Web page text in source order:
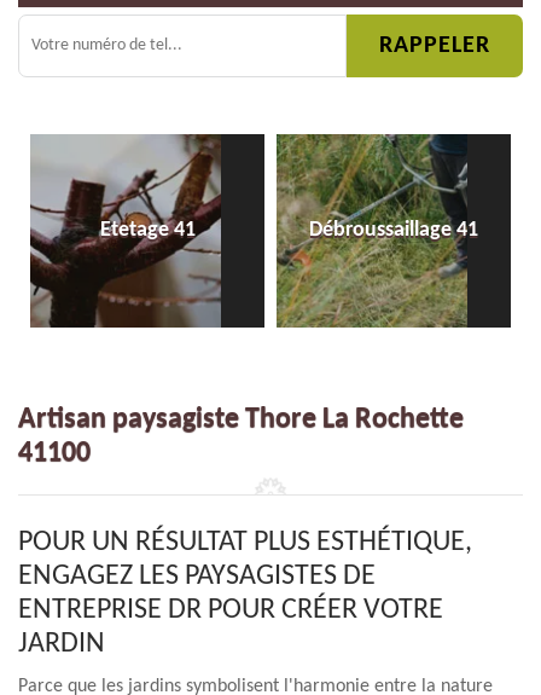
Etetage 41 Débroussaillage 41
Artisan paysagiste Thore La Rochette
41100
POUR UN RÉSULTAT PLUS ESTHÉTIQUE,
ENGAGEZ LES PAYSAGISTES DE
ENTREPRISE DR POUR CRÉER VOTRE
JARDIN
Parce que les jardins symbolisent l'harmonie entre la nature